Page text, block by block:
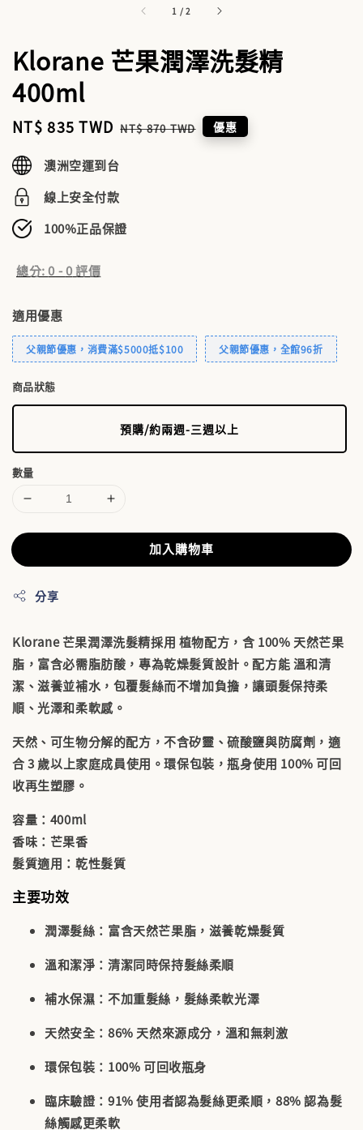
1 /2
Klorane 芒果潤澤洗髮精
400ml
Sale
NT$ 835 TWD Regular
NT$ 870 TWD 優惠
澳洲空運到台
線上安全付款
100%正品保證
總分:0 -0評價
適用優惠
父親節優惠，消費滿$5000抵$100 父親節優惠，全館96折
商品狀態
預購/約兩週-三週以上
數量
加入購物車
分享
Klorane 芒果潤澤洗髮精採用 植物配方，含 100% 天然芒果
脂 ，富含必需脂肪酸，專為乾燥髮質設計。配方能溫和清
潔、滋養並補水 ，包覆髮絲而不增加負擔，讓頭髮保持柔
順、光澤和柔軟感。
天然、可生物分解的配方，不含矽靈、硫酸鹽與防腐劑，適
合 3 歲以上家庭成員使用。環保包裝，瓶身使用 100% 可回
收再生塑膠 。
容量 ：400ml
香味 ：芒果香
髮質適用 ：乾性髮質
主要功效
潤澤髮絲 ：富含天然芒果脂，滋養乾燥髮質
溫和潔淨 ：清潔同時保持髮絲柔順
補水保濕 ：不加重髮絲，髮絲柔軟光澤
天然安全 ：86% 天然來源成分，溫和無刺激
環保包裝 ：100% 可回收瓶身
臨床驗證：91% 使用者認為髮絲更柔順，88% 認為髮
絲觸感更柔軟